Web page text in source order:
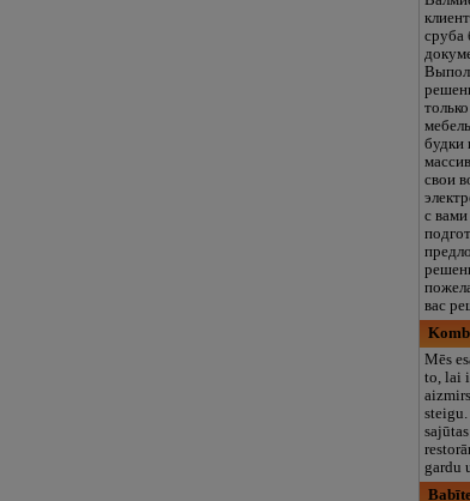
сруба
будки
свои
с
вас
Mēs
to, lai
gardu